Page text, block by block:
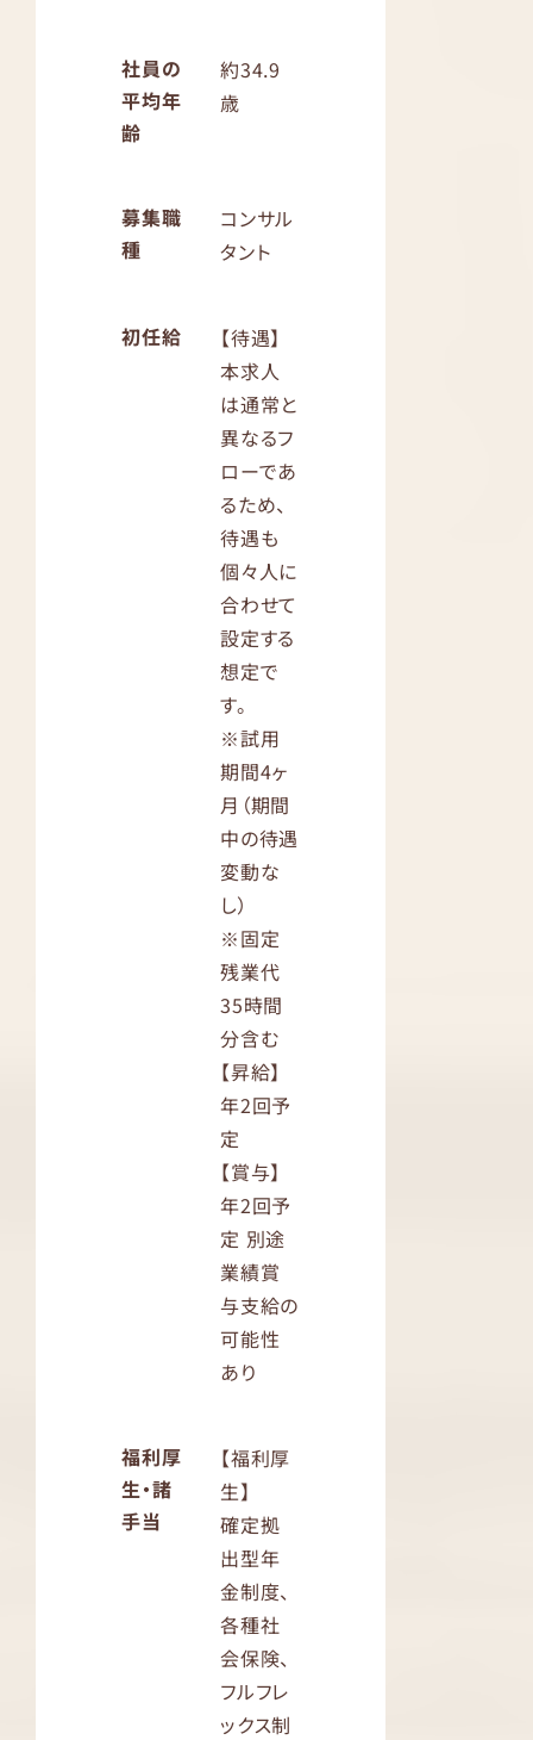
社員の
平均年
齢
約34.9
歳
募集職
種
コンサル
タント
初任給
【待遇】
本求人
は通常と
異なるフ
ローであ
るため、
待遇も
個々人に
合わせて
設定する
想定で
す。
※試用
期間4ヶ
月（期間
中の待遇
変動な
し）
※固定
残業代
35時間
分含む
【昇給】
年2回予
定
【賞与】
年2回予
定 別途
業績賞
与支給の
可能性
あり
福利厚
生・諸
手当
【福利厚
生】
確定拠
出型年
金制度、
各種社
会保険、
フルフレ
ックス制